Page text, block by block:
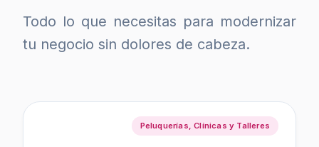
Todo lo que necesitas para modernizar
tu negocio sin dolores de cabeza.
Peluquerías, Clínicas y Talleres